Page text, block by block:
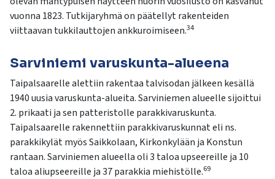
vuonna 1823. Tutkijaryhmä on päätellyt rakenteiden
viittaavan tukkilauttojen ankkuroimiseen.34
Sarviniemi varuskunta-alueena
Taipalsaarelle alettiin rakentaa talvisodan jälkeen kesällä
1940 uusia varuskunta-alueita. Sarviniemen alueelle sijoittui
2. prikaati ja sen patteristolle parakkivaruskunta.
Taipalsaarelle rakennettiin parakkivaruskunnat eli ns.
parakkikylät myös Saikkolaan, Kirkonkylään ja Konstun
rantaan. Sarviniemen alueella oli 3 taloa upseereille ja 10
taloa aliupseereille ja 37 parakkia miehistölle.69